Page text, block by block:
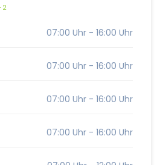
2
07:00 Uhr - 16:00 Uhr
07:00 Uhr - 16:00 Uhr
07:00 Uhr - 16:00 Uhr
07:00 Uhr - 16:00 Uhr